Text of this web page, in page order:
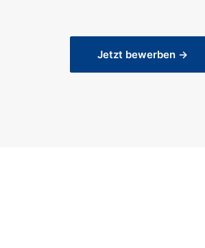
Jetzt bewerben →